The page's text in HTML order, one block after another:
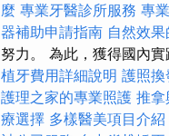
麼 專業牙醫診所服務 專
器補助申請指南 自然效
努力。 為此，獲得國內
植牙費用詳細說明 護照換
護理之家的專業照護 推拿
療選擇 多樣醫美項目介紹